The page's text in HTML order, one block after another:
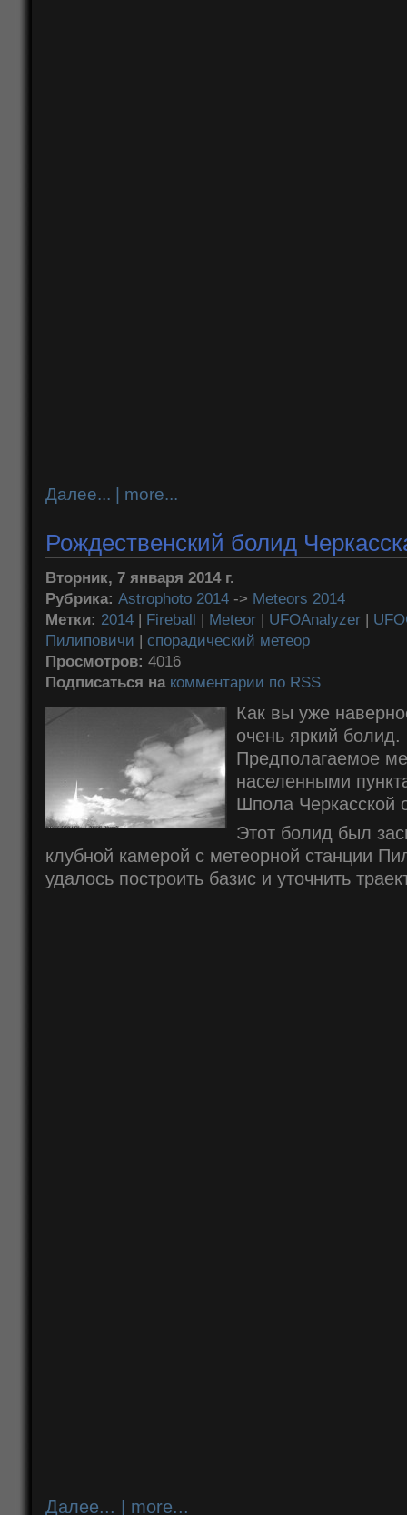
Далее... | more...
Рождественский болид
Вторник, 7 января 2014 г.
Рубрика: Astrophoto 2014 -> Meteors 2014
Метки: 2014 | Fireball | Meteor | UFOAnalyzer |
Пилиповичи | спорадический метеор
Просмотров: 4016
Подписаться на комментарии по RSS
Как вы уже
очень яркий
Предполагаемое
населенными
Шпола Черкасской
Этот болид был
клубной камерой с метеорной станции
удалось построить базис и уточнить
Далее... | more...